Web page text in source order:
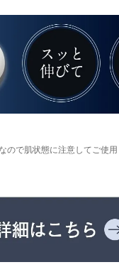
ので肌状態に注意してご使